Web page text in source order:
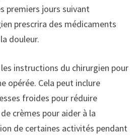
premiers jours suivant
prescrira des médicaments
douleur.
instructions du chirurgien pour
opérée. Cela peut inclure
froides pour réduire
crèmes pour aider à la
de certaines activités pendant